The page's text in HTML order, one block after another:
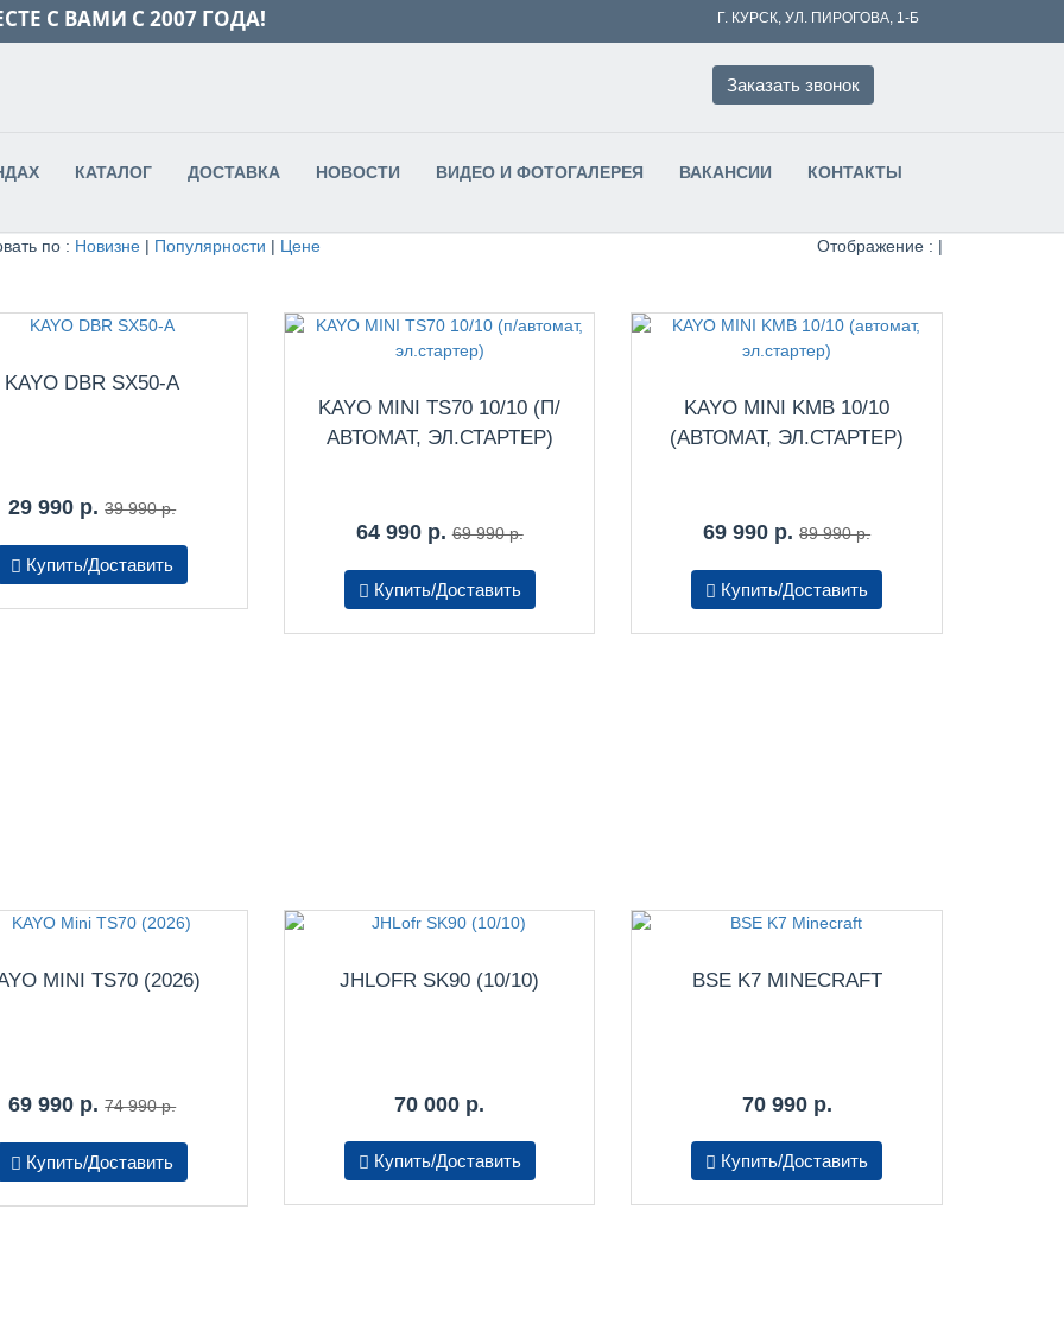
С ВАМИ С 2007 ГОДА! Г. КУРСК, УЛ. ПИРОГОВА, 1-Б
Заказать звонок
КАТАЛОГ ДОСТАВКА НОВОСТИ ВИДЕО И ФОТОГАЛЕРЕЯ ВАКАНСИИ КОНТАКТЫ
по : Новизне| Популярности | Цене Отображение : |
KAYO DBR SX50-A
29 990 р. 39 990 р.
Купить/Доставить
KAYO MINI TS70 10/10 (П/
АВТОМАТ, ЭЛ.СТАРТЕР)
64 990 р. 69 990 р.
Купить/Доставить
KAYO MINI KMB 10/10
(АВТОМАТ, ЭЛ.СТАРТЕР)
69 990 р. 89 990 р.
Купить/Доставить
MINI TS70 (2026)
69 990 р. 74 990 р.
Купить/Доставить
JHLOFR SK90 (10/10)
70 000 р.
Купить/Доставить
BSE K7 MINECRAFT
70 990 р.
Купить/Доставить